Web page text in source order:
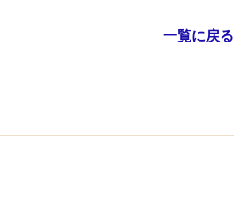
一覧に戻る